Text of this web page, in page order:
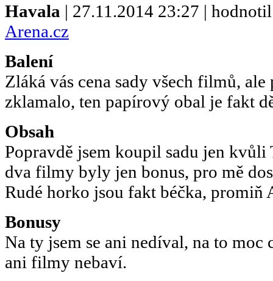
Havala | 27.11.2014 23:27 |
Arena.cz
Balení
Zláká vás cena sady všech filmů,
zklamalo, ten papírový obal je fakt
Obsah
Popravdě jsem koupil sadu jen kvůli
dva filmy byly jen bonus, pro mě
Rudé horko jsou fakt béčka, promiň
Bonusy
Na ty jsem se ani nedíval, na to moc
ani filmy nebaví.